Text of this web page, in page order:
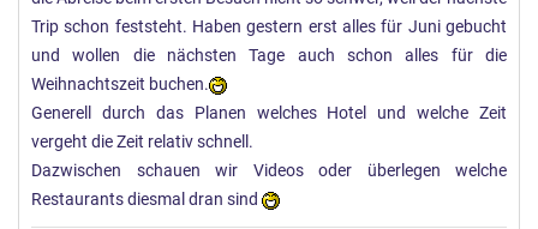
Trip schon feststeht. Haben gestern erst alles für Juni gebucht
und wollen die nächsten Tage auch schon alles für die
Weihnachtszeit buchen.
Generell durch das Planen welches Hotel und welche Zeit
vergeht die Zeit relativ schnell.
Dazwischen schauen wir Videos oder überlegen welche
Restaurants diesmal dran sind